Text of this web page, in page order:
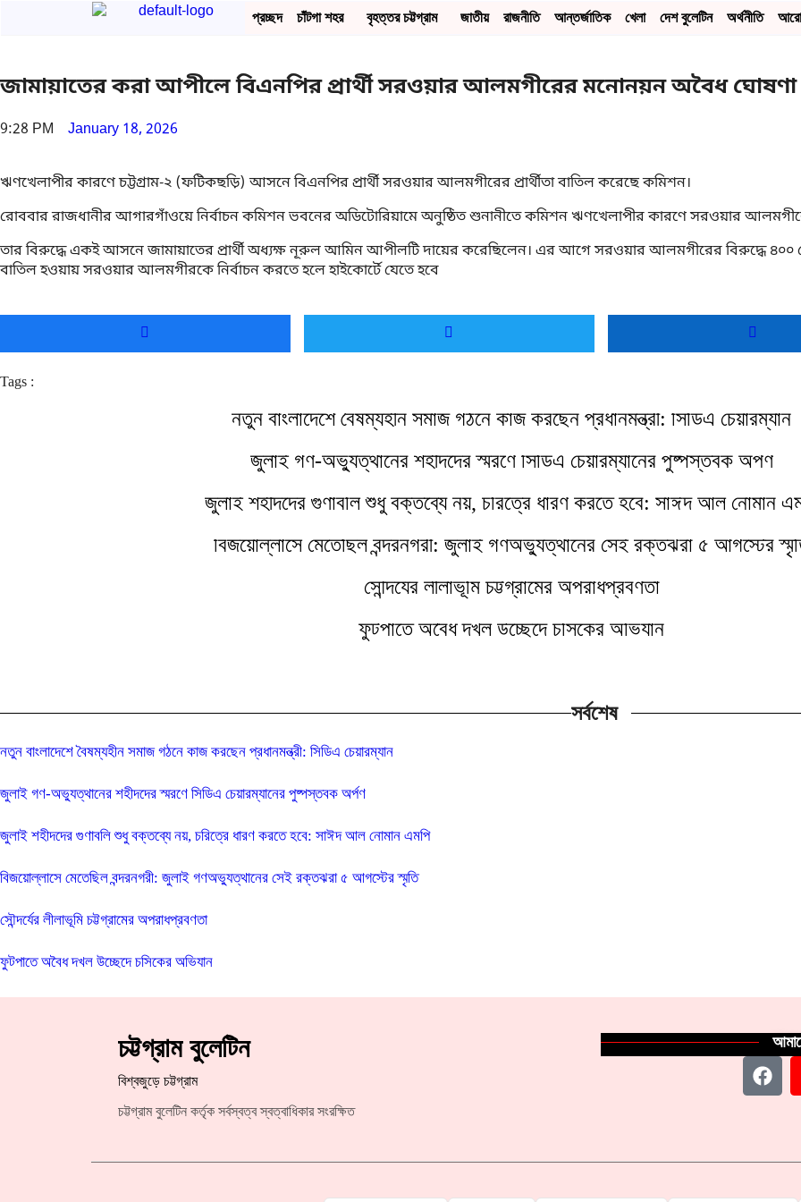
প্রচ্ছদ চাঁটগা শহর বৃহত্তর চট্টগ্রাম জাতীয় রাজনীতি আন্তর্জাতিক খেলা দেশ বুলেটিন অর্থনীতি আরো
জামায়াতের করা আপীলে বিএনপির প্রার্থী সরওয়ার আলমগীরের মনোনয়ন অবৈধ ঘোষণা
9:28 PM January 18, 2026
ঋণখেলাপীর কারণে চট্টগ্রাম-২ (ফটিকছড়ি) আসনে বিএনপির প্রার্থী সরওয়ার আলমগীরের প্রার্থীতা বাতিল করেছে কমিশন।
রোববার রাজধানীর আগারগাঁওয়ে নির্বাচন কমিশন ভবনের অডিটোরিয়ামে অনুষ্ঠিত শুনানীতে কমিশন ঋণখেলাপীর কারণে সরওয়ার আলমগীরের
তার বিরুদ্ধে একই আসনে জামায়াতের প্রার্থী অধ্যক্ষ নূরুল আমিন আপীলটি দায়ের করেছিলেন। এর আগে সরওয়ার আলমগীরের বিরুদ্ধে
বাতিল হওয়ায় সরওয়ার আলমগীরকে নির্বাচন করতে হলে হাইকোর্টে যেতে হবে
Tags :
নতুন বাংলাদেশে বৈষম্যহীন সমাজ গঠনে কাজ করছেন প্রধানমন্ত্রী: সিডিএ চেয়ারম্যান
জুলাই গণ-অভ্যুত্থানের শহীদদের স্মরণে সিডিএ চেয়ারম্যানের পুষ্পস্তবক অর্পণ
জুলাই শহীদদের গুণাবলি শুধু বক্তব্যে নয়, চরিত্রে ধারণ করতে হবে: সাঈদ আল নোমান
বিজয়োল্লাসে মেতেছিল বন্দরনগরী: জুলাই গণঅভ্যুত্থানের সেই রক্তঝরা ৫ আগস্টের
সৌন্দর্যের লীলাভূমি চট্টগ্রামের অপরাধপ্রবণতা
ফুটপাতে অবৈধ দখল উচ্ছেদে চসিকের অভিযান
সর্বশেষ
নতুন বাংলাদেশে বৈষম্যহীন সমাজ গঠনে কাজ করছেন প্রধানমন্ত্রী: সিডিএ চেয়ারম্যান
জুলাই গণ-অভ্যুত্থানের শহীদদের স্মরণে সিডিএ চেয়ারম্যানের পুষ্পস্তবক অর্পণ
জুলাই শহীদদের গুণাবলি শুধু বক্তব্যে নয়, চরিত্রে ধারণ করতে হবে: সাঈদ আল নোমান এমপি
বিজয়োল্লাসে মেতেছিল বন্দরনগরী: জুলাই গণঅভ্যুত্থানের সেই রক্তঝরা ৫ আগস্টের স্মৃতি
সৌন্দর্যের লীলাভূমি চট্টগ্রামের অপরাধপ্রবণতা
ফুটপাতে অবৈধ দখল উচ্ছেদে চসিকের অভিযান
চট্টগ্রাম বুলেটিন
বিশ্বজুড়ে চট্টগ্রাম
চট্টগ্রাম বুলেটিন কর্তৃক সর্বস্বত্ব স্বত্বাধিকার সংরক্ষিত